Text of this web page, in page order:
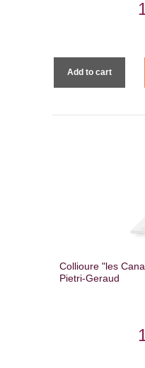
Add to cart
Collioure "les
Pietri-Geraud